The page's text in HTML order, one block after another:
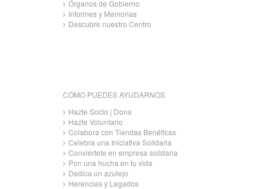
Órganos de Gobierno
Informes y Memorias
Descubre nuestro Centro
CÓMO PUEDES AYUDARNOS
Hazte Socio | Dona
Hazte Voluntario
Colabora con Tiendas Benéficas
Celebra una Iniciativa Solidaria
Conviértete en empresa solidaria
Pon una hucha en tu vida
Dedica un azulejo
Herencias y Legados